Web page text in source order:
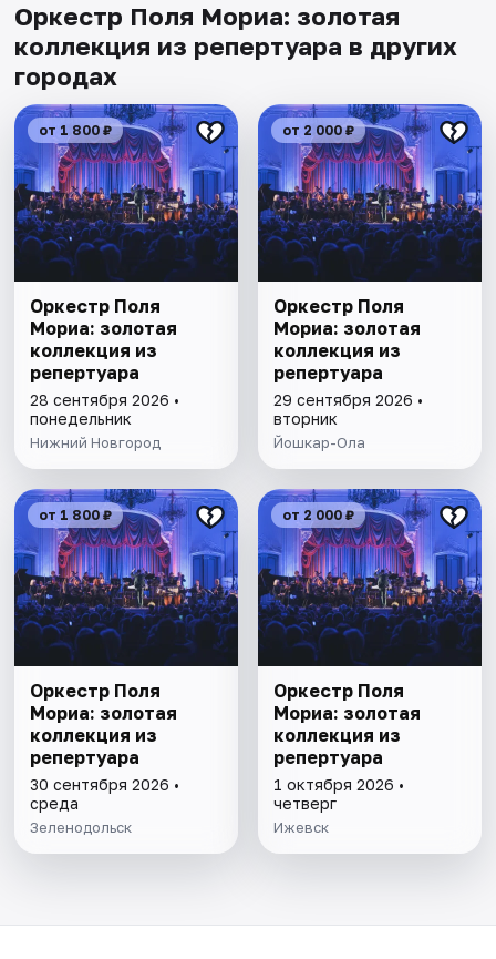
Оркестр Поля Мориа: золотая
коллекция из репертуара в других
городах
от 1 800 ₽
Оркестр Поля
Мориа: золотая
коллекция из
репертуара
28 сентября 2026 •
понедельник
Нижний Новгород
от 2 000 ₽
Оркестр Поля
Мориа: золотая
коллекция из
репертуара
29 сентября 2026 •
вторник
Йошкар-Ола
от 1 800 ₽
Оркестр Поля
Мориа: золотая
коллекция из
репертуара
30 сентября 2026 •
среда
Зеленодольск
от 2 000 ₽
Оркестр Поля
Мориа: золотая
коллекция из
репертуара
1 октября 2026 •
четверг
Ижевск